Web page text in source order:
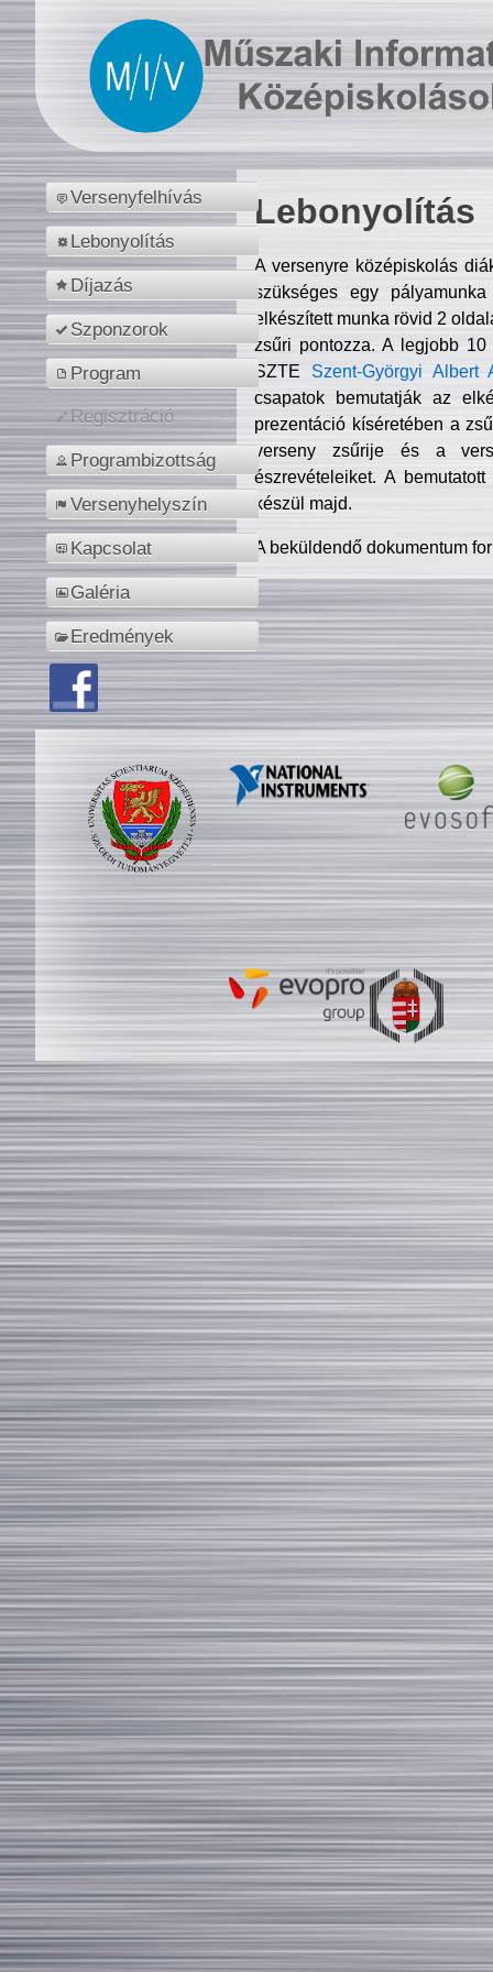
Versenyfelhívás
Lebonyolítás
Díjazás
Szponzorok
Program
Regisztráció
Programbizottság
Versenyhelyszín
Kapcsolat
Galéria
Eredmények
Lebonyolítás
A versenyre középiskolás
szükséges egy
elkészített munka rövid 2
zsűri pontozza. A legjobb
SZTE Szent-Györgyi Albert
csapatok bemutatják az
prezentáció kíséretében a
verseny zsűrije és a
észrevételeiket. A
készül majd.
A beküldendő dokumentum